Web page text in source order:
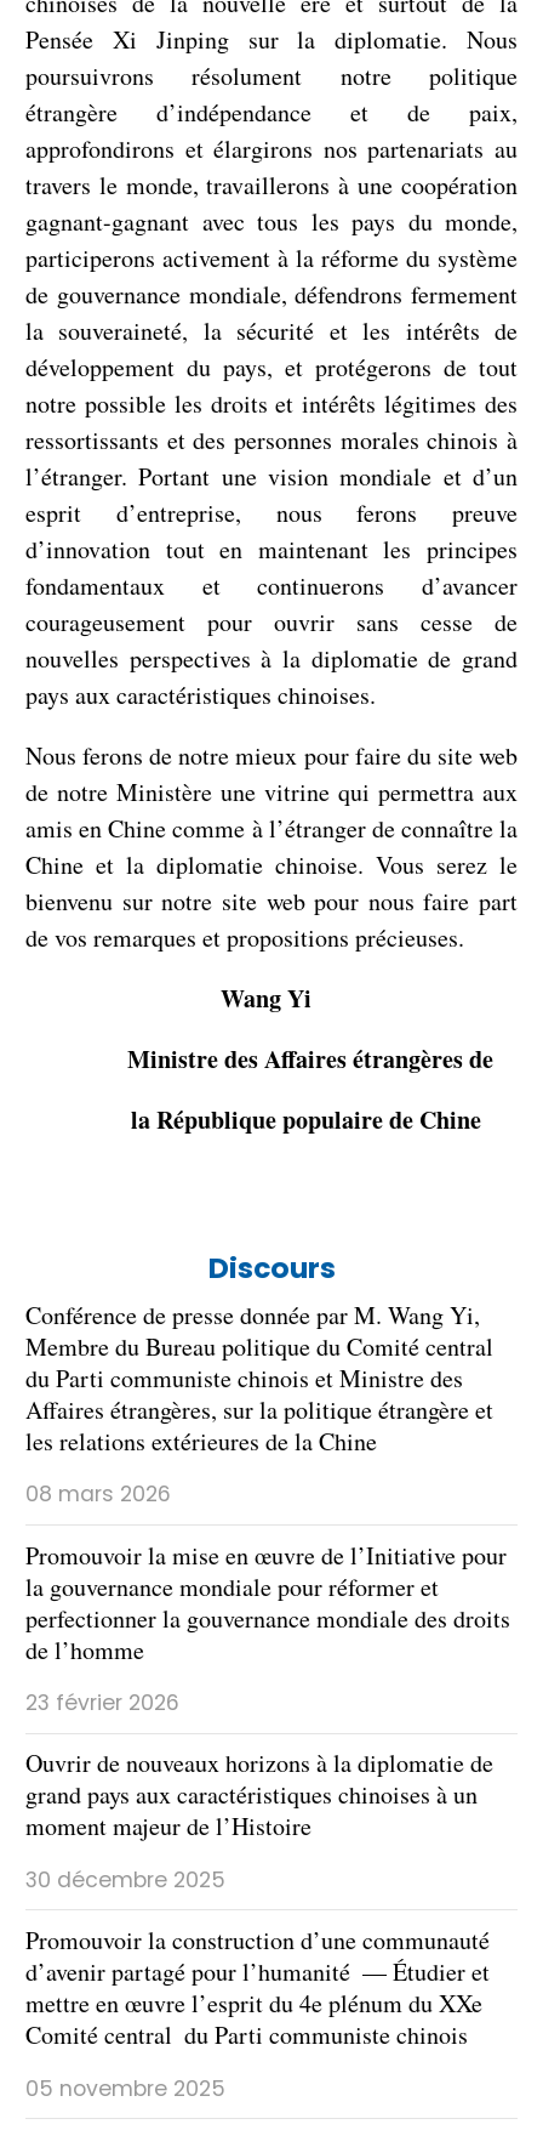
Pensée Xi Jinping sur la diplomatie. Nous
poursuivrons résolument notre politique
étrangère d’indépendance et de paix,
approfondirons et élargirons nos partenariats au
travers le monde, travaillerons à une coopération
gagnant-gagnant avec tous les pays du monde,
participerons activement à la réforme du système
de gouvernance mondiale, défendrons fermement
la souveraineté, la sécurité et les intérêts de
développement du pays, et protégerons de tout
notre possible les droits et intérêts légitimes des
ressortissants et des personnes morales chinois à
l’étranger. Portant une vision mondiale et d’un
esprit d’entreprise, nous ferons preuve
d’innovation tout en maintenant les principes
fondamentaux et continuerons d’avancer
courageusement pour ouvrir sans cesse de
nouvelles perspectives à la diplomatie de grand
pays aux caractéristiques chinoises.
Nous ferons de notre mieux pour faire du site web
de notre Ministère une vitrine qui permettra aux
amis en Chine comme à l’étranger de connaître la
Chine et la diplomatie chinoise. Vous serez le
bienvenu sur notre site web pour nous faire part
de vos remarques et propositions précieuses.
Wang Yi
Ministre des Affaires étrangères de
la République populaire de Chine
Discours
​Conférence de presse donnée par M. Wang Yi,
Membre du Bureau politique du Comité central
du Parti communiste chinois et Ministre des
Affaires étrangères, sur la politique étrangère et
les relations extérieures de la Chine
08 mars 2026
Promouvoir la mise en œuvre de l’Initiative pour
la gouvernance mondiale pour réformer et
perfectionner la gouvernance mondiale des droits
de l’homme
23 février 2026
​Ouvrir de nouveaux horizons à la diplomatie de
grand pays aux caractéristiques chinoises à un
moment majeur de l’Histoire
30 décembre 2025
Promouvoir la construction d’une communauté
d’avenir partagé pour l’humanité — Étudier et
mettre en œuvre l’esprit du 4e plénum du XXe
Comité central du Parti communiste chinois
05 novembre 2025